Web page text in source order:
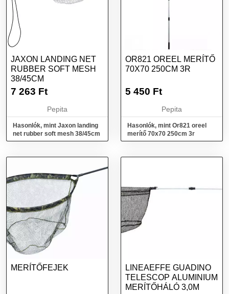
JAXON LANDING NET
RUBBER SOFT MESH
38/45CM
7 263 Ft
Pepita
Hasonlók, mint Jaxon landing
net rubber soft mesh 38/45cm
OR821 OREEL MERÍTŐ
70X70 250CM 3R
5 450 Ft
Pepita
Hasonlók, mint Or821 oreel
merítő 70x70 250cm 3r
MERÍTŐFEJEK
LINEAEFFE GUADINO
TELESCOP ALUMINIUM
MERÍTŐHÁLÓ 3,0M